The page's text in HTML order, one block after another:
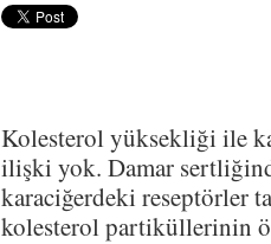
Kolesterol yüksekliği ile
ilişki yok. Damar
karaciğerdeki reseptörler
kolesterol partiküllerinin